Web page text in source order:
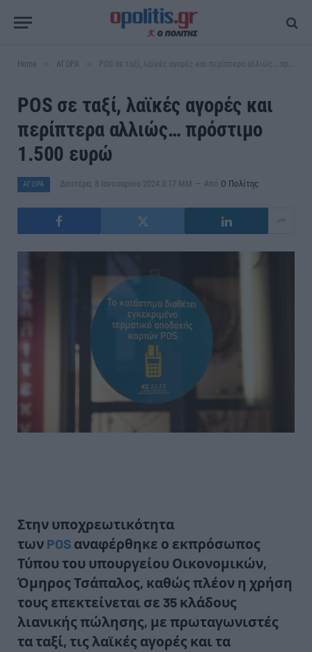
Home ΑΓΟΡΑ POS σε ταξί, λαϊκές αγορές και περίπτερα αλλιώς… πρόστιμο 1.500 ευρώ
POS σε ταξί, λαϊκές αγορές και
περίπτερα αλλιώς… πρόστιμο
1.500 ευρώ
ΑΓΟΡΑ Δευτέρα, 8 Ιανουαρίου 2024 3:17 ΜΜ Από Ο Πολίτης
Στην υποχρεωτικότητα
των POS αναφέρθηκε ο εκπρόσωπος
Τύπου του υπουργείου Οικονομικών,
Όμηρος Τσάπαλος, καθώς πλέον η χρήση
τους επεκτείνεται σε 35 κλάδους
λιανικής πώλησης, με πρωταγωνιστές
τα ταξί, τις λαϊκές αγορές και τα